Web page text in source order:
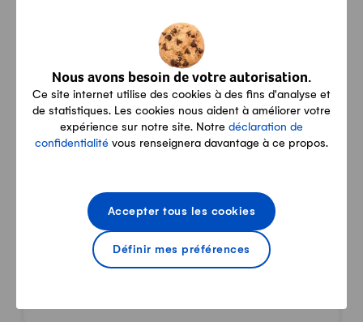
Nous avons besoin de votre autorisation.
Ce site internet utilise des cookies à des fins d'analyse et
de statistiques. Les cookies nous aident à améliorer votre
expérience sur notre site. Notre déclaration de
confidentialité vous renseignera davantage à ce propos.
Définir mes préférences
Accepter tous les cookies
Restauration
Buvette dans le jardin
Autre